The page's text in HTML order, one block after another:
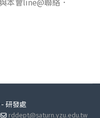
研發處
rddept@saturn.yzu.edu.tw